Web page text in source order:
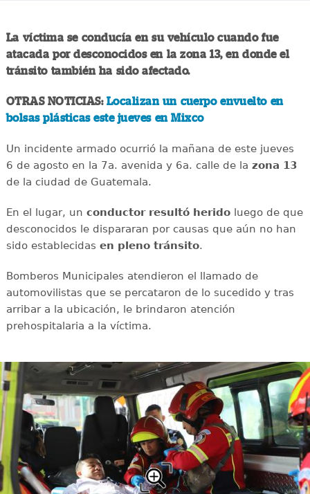
La víctima se conducía en su vehículo cuando fue
atacada por desconocidos en la zona 13, en donde el
tránsito también ha sido afectado.
OTRAS NOTICIAS: Localizan un cuerpo envuelto en
bolsas plásticas este jueves en Mixco
Un incidente armado ocurrió la mañana de este jueves
6 de agosto en la 7a. avenida y 6a. calle de la zona 13
de la ciudad de Guatemala.
En el lugar, un conductor resultó heridoluego de que
desconocidos le dispararan por causas que aún no han
sido establecidas en pleno tránsito.
Bomberos Municipales atendieron el llamado de
automovilistas que se percataron de lo sucedido y tras
arribar a la ubicación, le brindaron atención
prehospitalaria a la víctima.